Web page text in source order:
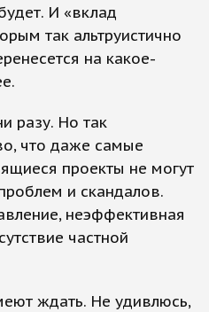
И «вклад
так альтруистично
на какое-
разу. Но так
что даже самые
проекты не могут
и скандалов.
неэффективная
частной
ждать. Не удивлюсь,